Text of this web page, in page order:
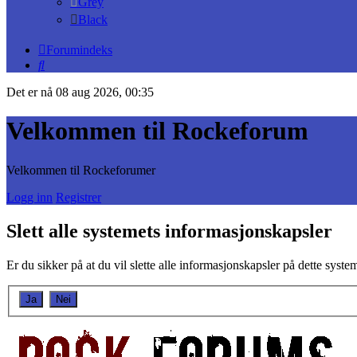
Black
Forumindeks
Søk
Det er nå 08 aug 2026, 00:35
Velkommen til Rockeforum
Velkommen til Rockeforumer
Logg inn Registrer
Slett alle systemets informasjonskapsler
Er du sikker på at du vil slette alle informasjonskapsler på dette